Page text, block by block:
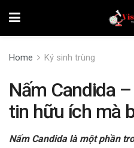
Home Ký sinh trùng
Nấm Candida
tin hữu ích mà
Nấm Candida là một phần